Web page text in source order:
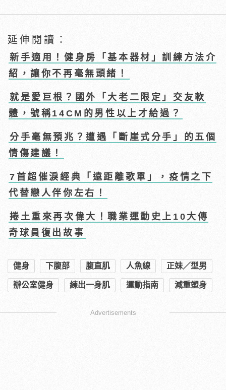
延伸閱讀：
新手適用！健身房「基本器材」訓練方法介
紹，讓你不再毫無頭緒！
就是愛巨根？國外「大老二限定」交友軟
體，號稱14CM的男性以上才給過？
分手毫無預兆？遭遇「斷崖式分手」的五個
情傷建議！
7首超催淚經典「遠距離歌單」，疫情之下
代替戀人伴你左右！
捲土重來再次偉大！職業運動史上10大傳
奇球員復出故事
健身 下腹部 腹直肌 人魚線 正妹／型男
辦公室健身 練出一身肌 運動指南 減重塑身
Advertisements